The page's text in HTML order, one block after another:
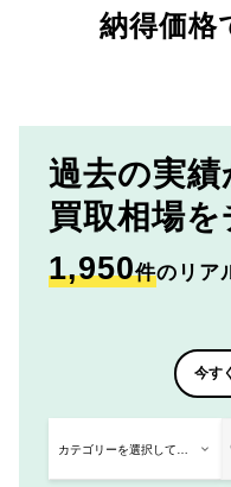
納得価格
過去の実績
買取相場を
1,950件のリア
今す